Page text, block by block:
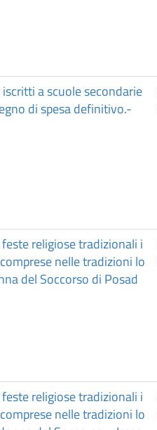
a scuole secondarie
di spesa definitivo.-
religiose tradizionali i
nelle tradizioni lo
del Soccorso di Posad
religiose tradizionali i
nelle tradizioni lo